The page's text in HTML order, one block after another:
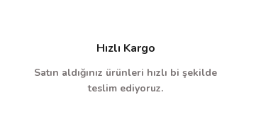
Hızlı Kargo
Satın aldığınız ürünleri hızlı bi şekilde
teslim ediyoruz.